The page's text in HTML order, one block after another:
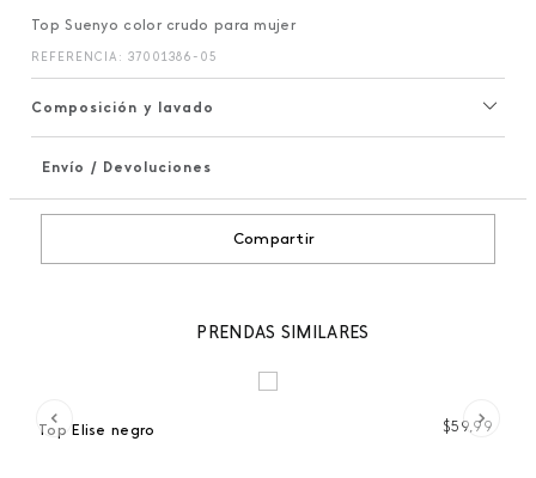
Top Suenyo color crudo para mujer
REFERENCIA : 37001386-05
Composición y lavado
Envío / Devoluciones
Compartir
PRENDAS SIMILARES
Top Elise negro $59,99